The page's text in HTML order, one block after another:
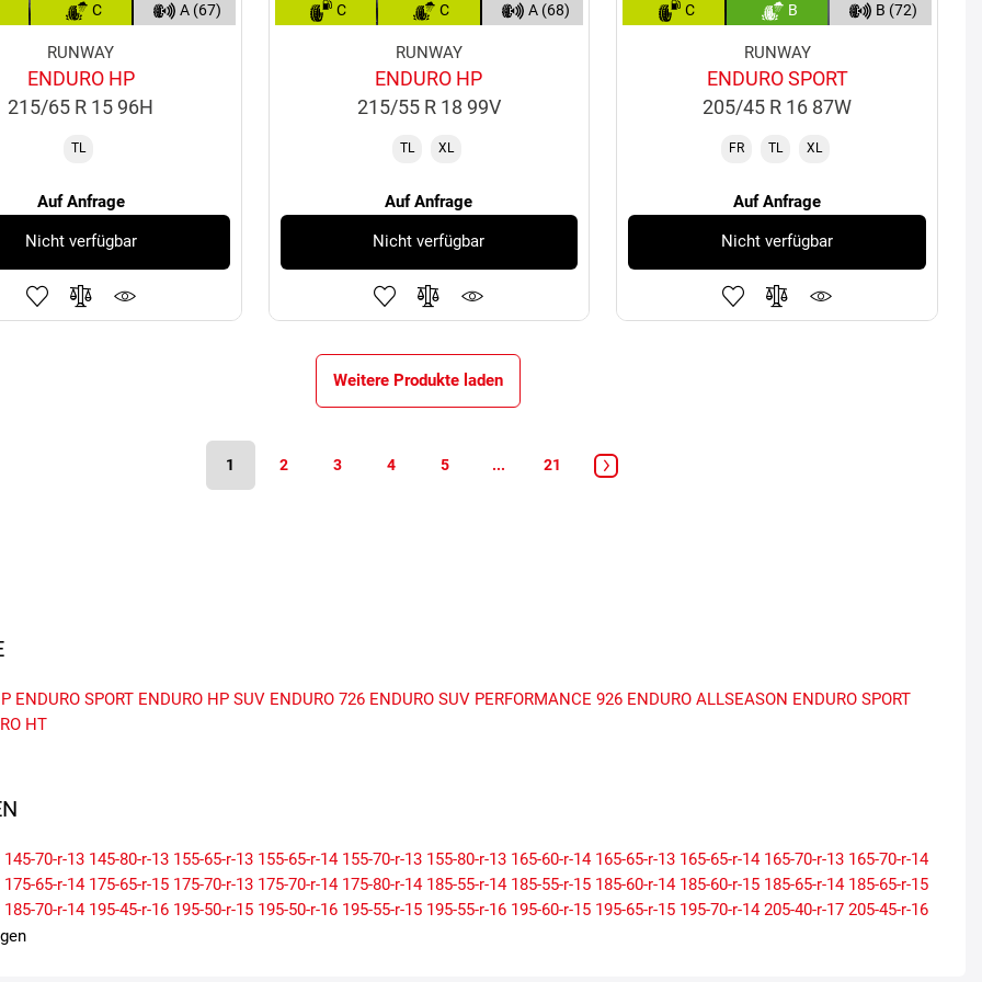
C A (67)
RUNWAY
ENDURO HP
215/65 R 15 96H
TL
Auf Anfrage
Nicht verfügbar
C C A (68)
RUNWAY
ENDURO HP
215/55 R 18 99V
TL XL
Auf Anfrage
Nicht verfügbar
C B B (72)
RUNWAY
ENDURO SPORT
205/45 R 16 87W
FR TL XL
Auf Anfrage
Nicht verfügbar
Weitere Produkte laden
1 2 3 4 5 ... 21
ENDURO SPORT ENDURO HP SUV ENDURO 726 ENDURO SUV PERFORMANCE 926 ENDURO ALLSEASON ENDURO SPORT
HT
145-70-r-13 145-80-r-13 155-65-r-13 155-65-r-14 155-70-r-13 155-80-r-13 165-60-r-14 165-65-r-13 165-65-r-14 165-70-r-13 165-70-r-14
175-65-r-14 175-65-r-15 175-70-r-13 175-70-r-14 175-80-r-14 185-55-r-14 185-55-r-15 185-60-r-14 185-60-r-15 185-65-r-14 185-65-r-15
185-70-r-14 195-45-r-16 195-50-r-15 195-50-r-16 195-55-r-15 195-55-r-16 195-60-r-15 195-65-r-15 195-70-r-14 205-40-r-17 205-45-r-16
205-50-r-15